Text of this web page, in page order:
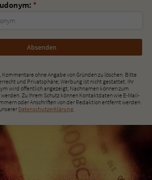
*
Kommentare ohne Angabe von Gründen zu löschen. Bitte
und Privatsphäre; Werbung ist nicht gestattet. Ihr
wird öffentlich angezeigt; Nachnamen können zum
Zu Ihrem Schutz können Kontaktdaten wie E-Mail-
oder Anschriften von der Redaktion entfernt werden.
Datenschutzerklärung